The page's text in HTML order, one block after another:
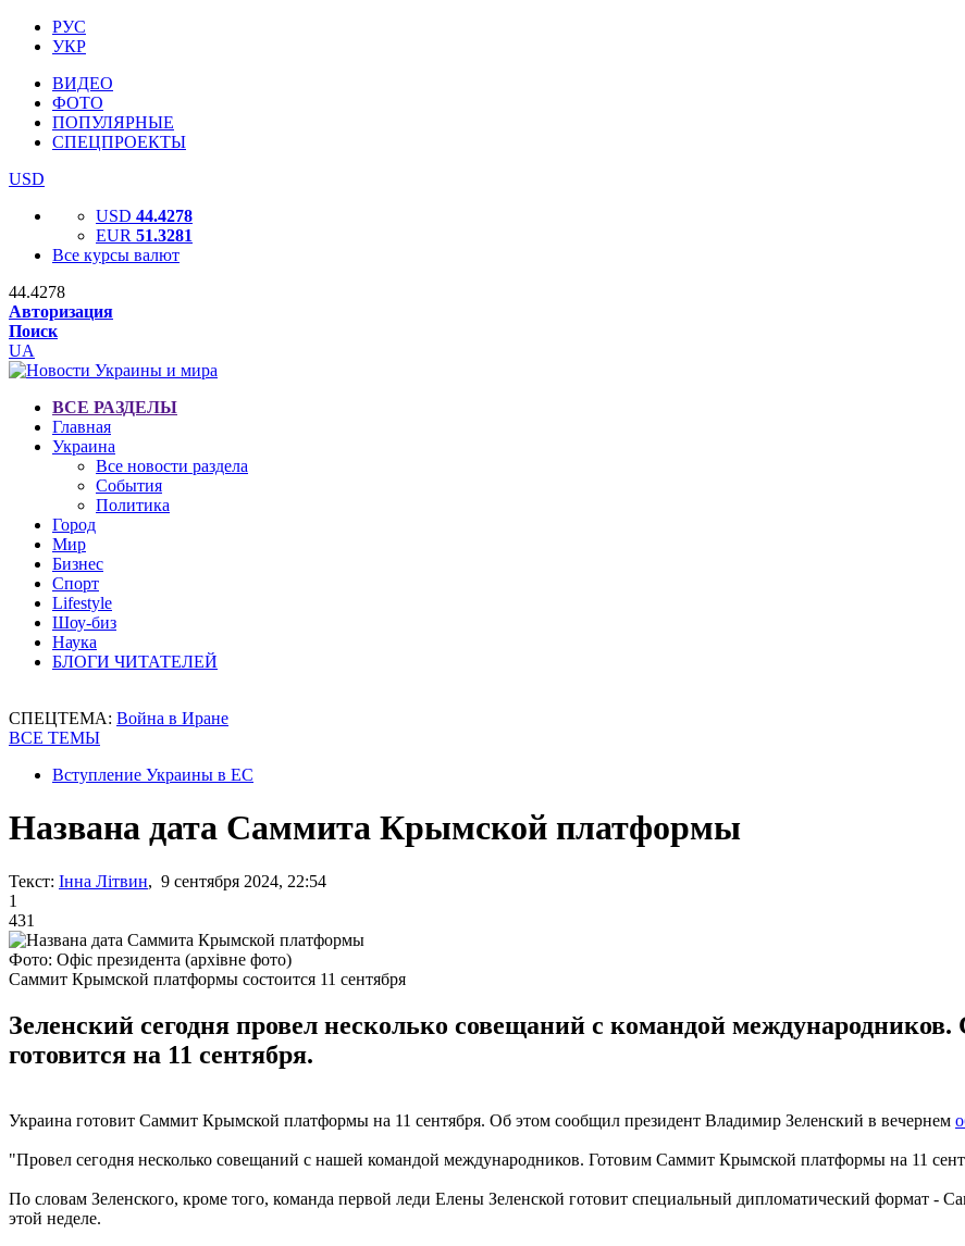
РУС
УКР
ВИДЕО
ФОТО
ПОПУЛЯРНЫЕ
СПЕЦПРОЕКТЫ
USD
USD 44.4278
EUR 51.3281
Все курсы валют
44.4278
Авторизация
Поиск
UA
ВСЕ РАЗДЕЛЫ
Главная
Украина
Все новости раздела
События
Политика
Город
Мир
Бизнес
Спорт
Lifestyle
Шоу-биз
Наука
БЛОГИ ЧИТАТЕЛЕЙ
СПЕЦТЕМА: Война в Иране
ВСЕ ТЕМЫ
Вступление Украины в ЕС
Названа дата Саммита Крымской платформы
Текст: Інна Літвин, 9 сентября 2024, 22:54
1
431
Фото: Офіс президента (архівне фото)
Саммит Крымской платформы состоится 11 сентября
Зеленский сегодня провел несколько совещаний с командой
готовится на 11 сентября.
Украина готовит Саммит Крымской платформы на 11 сентября. Об этом сообщил президент Владимир Зеленский в вечернем
"Провел сегодня несколько совещаний с нашей командой международников. Готовим Саммит Крымской платформы на 11
По словам Зеленского, кроме того, команда первой леди Елены Зеленской готовит специальный дипломатический формат -
этой неделе.